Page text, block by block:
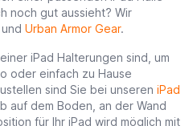
noch gut aussieht? Wir
und Urban Armor Gear.
iPad Halterungen sind, um
oder einfach zu Hause
sind Sie bei unseren iPad
auf dem Boden, an der Wand
für Ihr iPad wird möglich mit